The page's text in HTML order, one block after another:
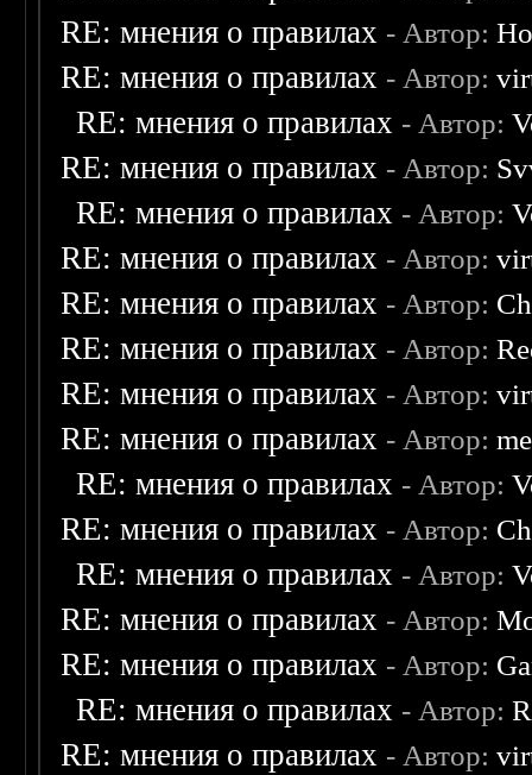
RE: мнения о правилах - Автор:
RE: мнения о правилах - Автор:
RE: мнения о правилах - Автор:
RE: мнения о правилах - Автор:
RE: мнения о правилах - Автор:
RE: мнения о правилах - Автор:
RE: мнения о правилах - Автор:
RE: мнения о правилах - Автор:
RE: мнения о правилах - Автор:
RE: мнения о правилах - Автор:
RE: мнения о правилах - Автор:
RE: мнения о правилах - Автор:
RE: мнения о правилах - Автор:
RE: мнения о правилах - Автор:
RE: мнения о правилах - Автор:
RE: мнения о правилах - Автор:
RE: мнения о правилах - Автор: